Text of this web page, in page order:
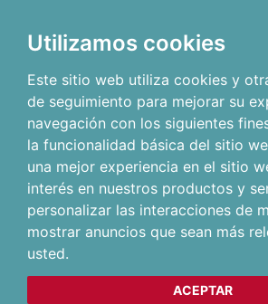
Utilizamos cookies
Este sitio web utiliza cookies y
de seguimiento para mejorar su
navegación con los siguientes
la funcionalidad básica del sitio
una mejor experiencia en el sitio
interés en nuestros productos y
personalizar las interacciones de
mostrar anuncios que sean más
usted.
ACEPTAR